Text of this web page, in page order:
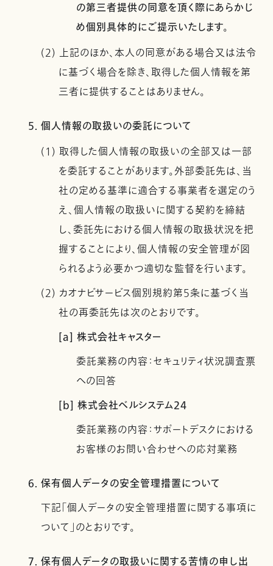
の第三者提供の同意を頂く際にあらかじ
め個別具体的にご提示いたします。
(2) 上記のほか、本人の同意がある場合又は法令
に基づく場合を除き、取得した個人情報を第
三者に提供することはありません。
5. 個人情報の取扱いの委託について
(1) 取得した個人情報の取扱いの全部又は一部
を委託することがあります。外部委託先は、当
社の定める基準に適合する事業者を選定のう
え、個人情報の取扱いに関する契約を締結
し、委託先における個人情報の取扱状況を把
握することにより、個人情報の安全管理が図
られるよう必要かつ適切な監督を行います。
(2) カオナビサービス個別規約第5条に基づく当
社の再委託先は次のとおりです。
[a] 株式会社キャスター
委託業務の内容：セキュリティ状況調査票
への回答
[b] 株式会社ベルシステム24
委託業務の内容：サポートデスクにおける
お客様のお問い合わせへの応対業務
6. 保有個人データの安全管理措置について
下記「個人データの安全管理措置に関する事項に
ついて」のとおりです。
7. 保有個人データの取扱いに関する苦情の申し出